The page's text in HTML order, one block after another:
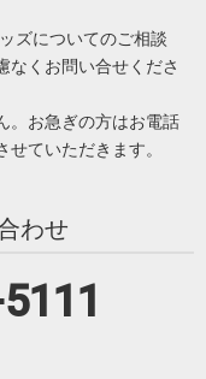
ズについてのご相談
なくお問い合せくださ
。お急ぎの方はお電話
ていただきます。
わせ